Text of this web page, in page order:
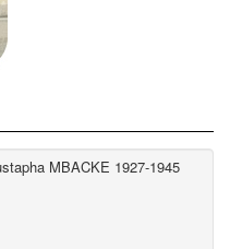
MBACKE 1927-1945